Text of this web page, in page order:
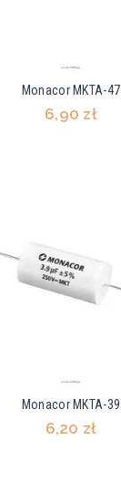
Monacor MKTA-47
6,90 zł
Monacor MKTA-39
6,20 zł